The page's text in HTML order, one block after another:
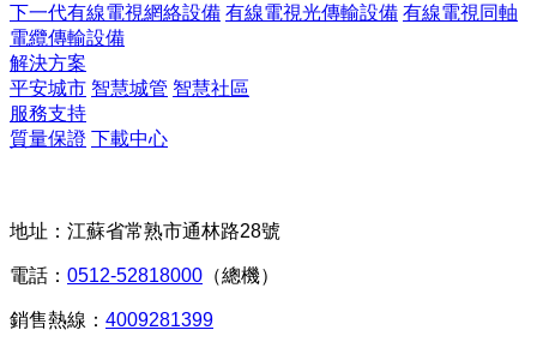
下一代有線電視網絡設備 有線電視光傳輸設備 有線電視同軸
電纜傳輸設備
解決方案
平安城市 智慧城管 智慧社區
服務支持
質量保證 下載中心
地址：江蘇省常熟市通林路28號
電話： 0512-52818000 （總機）
銷售熱線： 4009281399